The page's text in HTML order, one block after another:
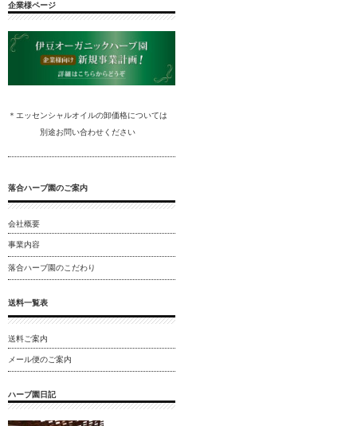
企業様ページ
＊エッセンシャルオイルの卸価格については
別途お問い合わせください
落合ハーブ園のご案内
会社概要
事業内容
落合ハーブ園のこだわり
送料一覧表
送料ご案内
メール便のご案内
ハーブ園日記